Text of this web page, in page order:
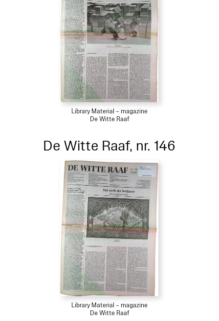
Library Material – magazine
De Witte Raaf
De Witte Raaf, nr. 146
Library Material – magazine
De Witte Raaf